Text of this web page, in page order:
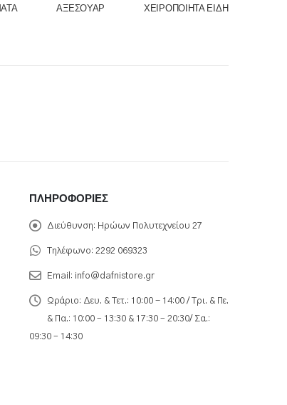
ΑΞΕΣΟΥΆΡ ΧΕΙΡΟΠΟΊΗΤΑ ΕΊΔΗ
ΠΛΗΡΟΦΟΡΊΕΣ
Διεύθυνση: Ηρώων Πολυτεχνείου 27
Τηλέφωνο: 2292 069323
Email: info@dafnistore.gr
Ωράριο: Δευ. & Τετ.: 10:00 - 14:00 / Τρι. & Πε.
& Πα.: 10:00 – 13:30 & 17:30 – 20:30/ Σα.:
09:30 – 14:30